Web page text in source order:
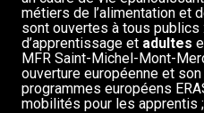
métiers de l’alimentation et
sont ouvertes à tous publics :
d’apprentissage et adultes
MFR Saint-Michel-Mont-
ouverture européenne et
programmes européens
mobilités pour les apprentis ;